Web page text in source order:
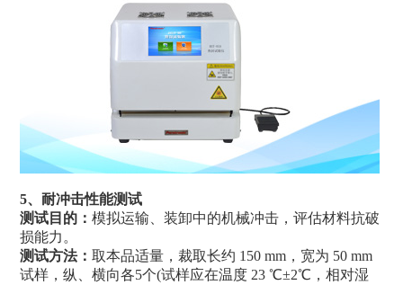
5、耐冲击性能测试
测试目的 ：模拟运输、装卸中的机械冲击，评估材料抗破
损能力。
测试方法：取本品适量，裁取长约 150 mm，宽为 50 mm
试样，纵、横向各5个(试样应在温度 23 ℃±2℃，相对湿